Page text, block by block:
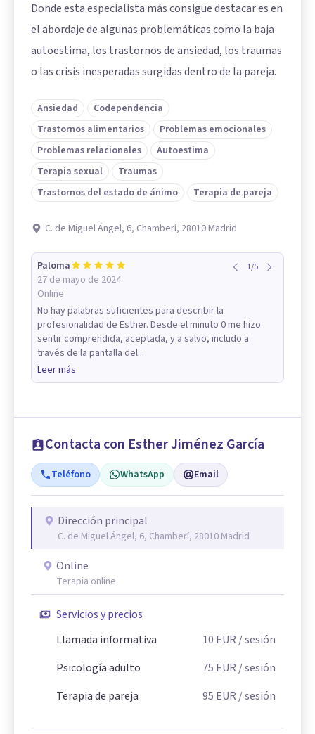
Donde esta especialista más consigue destacar es en
el abordaje de algunas problemáticas como la baja
autoestima, los trastornos de ansiedad, los traumas
o las crisis inesperadas surgidas dentro de la pareja.
Ansiedad
Codependencia
Trastornos alimentarios
Problemas emocionales
Problemas relacionales
Autoestima
Terapia sexual
Traumas
Trastornos del estado de ánimo
Terapia de pareja
C. de Miguel Ángel, 6, Chamberí, 28010 Madrid
Paloma
27 de mayo de 2024
Online
1/5
No hay palabras suficientes para describir la
profesionalidad de Esther. Desde el minuto 0 me hizo
sentir comprendida, aceptada, y a salvo, includo a
través de la pantalla del...
Leer más
Contacta con Esther Jiménez García
Teléfono WhatsApp Email
Dirección principal
C. de Miguel Ángel, 6, Chamberí, 28010 Madrid
Online
Terapia online
Servicios y precios
Llamada informativa
10 EUR/ sesión
Psicología adulto
75 EUR/ sesión
Terapia de pareja
95 EUR/ sesión